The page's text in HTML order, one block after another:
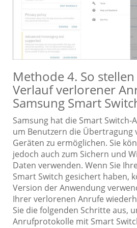
Methode 4. So stellen
Verlauf verlorener
Samsung Smart
Samsung hat die Smart Switch-
um Benutzern die Übertragung
Geräten zu ermöglichen. Sie
jedoch auch zum Sichern und
Daten verwenden. Wenn Sie
Smart Switch gesichert haben,
Version der Anwendung
Ihrer verlorenen Anrufe
Sie die folgenden Schritte aus,
Anrufprotokolle mit Smart